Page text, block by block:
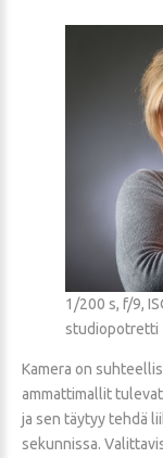
1/200 s, f/9,
studiopotretti
Kamera on
ammattimallit
ja sen täytyy tehdä
sekunnissa.